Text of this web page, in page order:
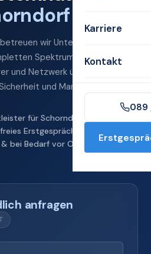
Karriere
Kontakt
089
wir Unternehmen in
Spektrum professioneller
und Netzwerk über Cloud und
und Managed Services.
für Schorndorf
Erstgespräch
bei Bedarf vor Ort
anfragen